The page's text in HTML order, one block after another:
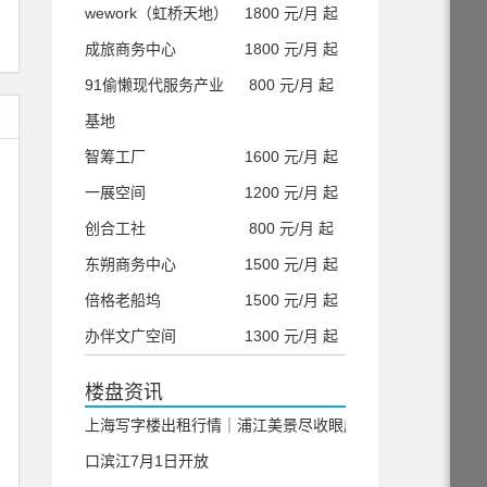
wework（虹桥天地） 1800 元/月 起
成旅商务中心 1800 元/月 起
91偷懒现代服务产业
基地
800 元/月 起
智筹工厂 1600 元/月 起
一展空间 1200 元/月 起
创合工社 800 元/月 起
东朔商务中心 1500 元/月 起
倍格老船坞 1500 元/月 起
办伴文广空间 1300 元/月 起
楼盘资讯
上海写字楼出租行情｜浦江美景尽收眼底 虹
口滨江7月1日开放